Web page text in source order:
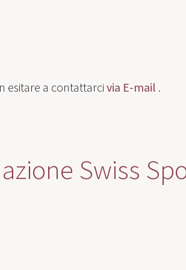
esitare a contattarci via E-mail .
Swiss